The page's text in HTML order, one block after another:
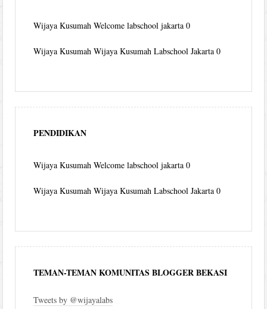
Wijaya Kusumah Welcome labschool jakarta 0
Wijaya Kusumah Wijaya Kusumah Labschool Jakarta 0
PENDIDIKAN
Wijaya Kusumah Welcome labschool jakarta 0
Wijaya Kusumah Wijaya Kusumah Labschool Jakarta 0
TEMAN-TEMAN KOMUNITAS BLOGGER BEKASI
Tweets by @wijayalabs